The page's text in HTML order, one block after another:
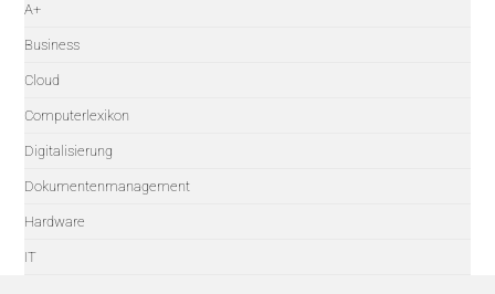
A+
Business
Cloud
Computerlexikon
Digitalisierung
Dokumentenmanagement
Hardware
IT